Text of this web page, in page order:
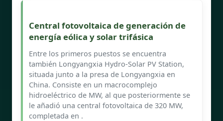
Central fotovoltaica de generación de
energía eólica y solar trifásica
Entre los primeros puestos se encuentra
también Longyangxia Hydro-Solar PV Station,
situada junto a la presa de Longyangxia en
China. Consiste en un macrocomplejo
hidroeléctrico de MW, al que posteriormente se
le añadió una central fotovoltaica de 320 MW,
completada en .